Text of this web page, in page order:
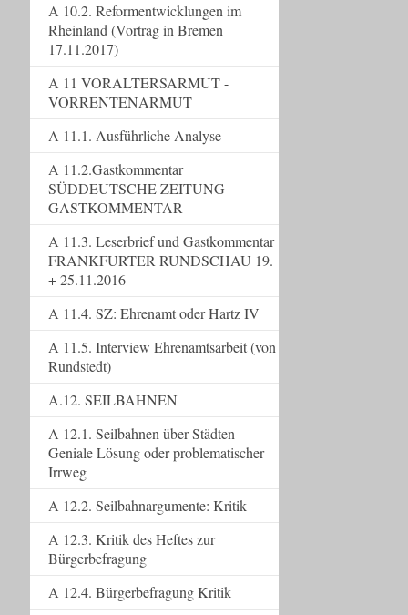
A 10.2. Reformentwicklungen im
Rheinland (Vortrag in Bremen
17.11.2017)
A 11 VORALTERSARMUT -
VORRENTENARMUT
A 11.1. Ausführliche Analyse
A 11.2.Gastkommentar
SÜDDEUTSCHE ZEITUNG
GASTKOMMENTAR
A 11.3. Leserbrief und Gastkommentar
FRANKFURTER RUNDSCHAU 19.
+ 25.11.2016
A 11.4. SZ: Ehrenamt oder Hartz IV
A 11.5. Interview Ehrenamtsarbeit (von
Rundstedt)
A.12. SEILBAHNEN
A 12.1. Seilbahnen über Städten -
Geniale Lösung oder problematischer
Irrweg
A 12.2. Seilbahnargumente: Kritik
A 12.3. Kritik des Heftes zur
Bürgerbefragung
A 12.4. Bürgerbefragung Kritik